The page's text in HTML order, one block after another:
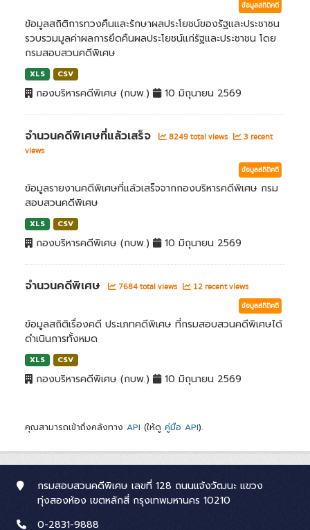
ข้อมูลสถิติคดี
ข้อมูลสถิติการทวงคืนและรักษาผลประโยชน์ของรัฐและประชาชน
รวบรวมมูลค่าผลการยึดคืนผลประโยชน์แก่รัฐและประชาชน โดย
กรมสอบสวนคดีพิเศษ
XLS CSV
กองบริหารคดีพิเศษ (กบพ.) 10 มิถุนายน 2569
จำนวนคดีพิเศษที่แล้วเสร็จ 8249 total views
3 recent
views
ข้อมูลสถิติคดี
ข้อมูลรายงานคดีพิเศษที่แล้วเสร็จจากกองบริหารคดีพิเศษ กรม
สอบสวนคดีพิเศษ
XLS CSV
กองบริหารคดีพิเศษ (กบพ.) 10 มิถุนายน 2569
จำนวนคดีพิเศษ 7684 total views 12 recent views
ข้อมูลสถิติคดี
ข้อมูลสถิติเรื่องคดี ประเภทคดีพิเศษ ที่กรมสอบสวนคดีพิเศษได้
ดำเนินการทั้งหมด
XLS CSV
กองบริหารคดีพิเศษ (กบพ.) 10 มิถุนายน 2569
คุณสามารถเข้าถึงคลังทาง API (ให้ดู คู่มือ API).
กรมสอบสวนคดีพิเศษ เลขที่ 128 ถนนแจ้งวัฒนะ แขวง
ทุ่งสองห้อง เขตหลักสี่ กรุงเทพมหานคร 10210
0-2831-9888